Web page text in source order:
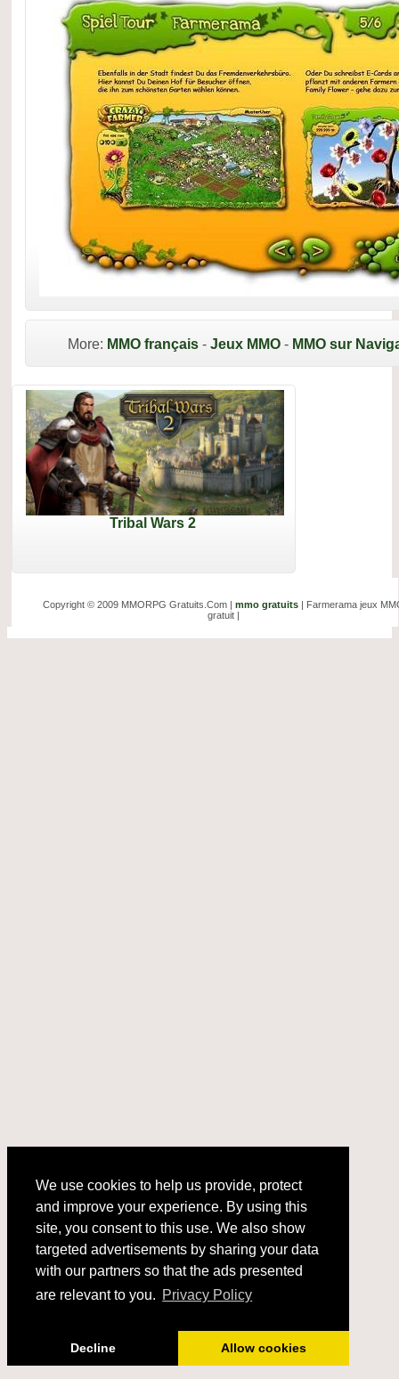
and improve your experience. By using this
site, you consent to this use. We also show
targeted advertisements by sharing your data
with our partners so that the ads presented
are relevant to you. Privacy Policy
We use cookies to help us provide, protect
and improve your experience. By using this
site, you consent to this use. We also show
targeted advertisements by sharing your data
with our partners so that the ads presented
are relevant to you. Privacy Policy
Decline Allow cookies
More: MMO français - Jeux MMO - MMO sur
Tribal Wars 2
Copyright © 2009 MMORPG Gratuits.Com | mmo gratuits | Farmerama jeux
gratuit |